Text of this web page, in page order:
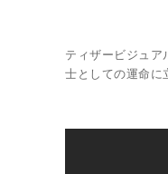
ティザービジュア
士としての運命に